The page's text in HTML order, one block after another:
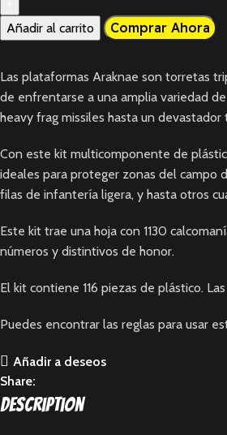
Añadir al carrito Comprar Ahora
Las plataformas Araknae son torretas
de enfrentarse a una amplia variedad
heavy frag missiles hasta un devastador
Con este kit multicomponente de
ideales para proteger zonas del campo
filas de infantería ligera, y hasta otros
Este kit trae una hoja con 1130
números y distintivos de honor.
El kit contiene 116 piezas de plástico.
Puedes encontrar las reglas para usar
Añadir a deseos
Share:
Description